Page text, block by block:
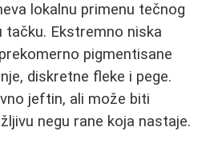
lokalnu primenu tečnog
Ekstremno niska
pigmentisane
diskretne fleke i pege.
jeftin, ali može biti
negu rane koja nastaje.